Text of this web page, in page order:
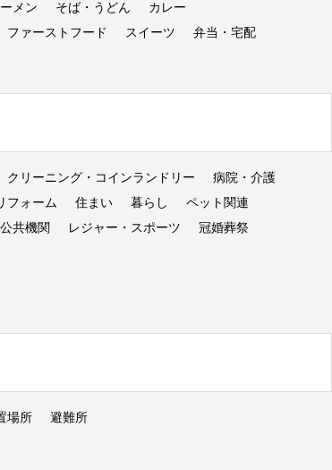
メン そば・うどん
カレー
ファーストフード スイーツ 弁当・宅配
クリーニング・コインランドリー
病院・介護
フォーム 住まい 暮らし
ペット関連
公共機関 レジャー・スポーツ
冠婚葬祭
場所 避難所